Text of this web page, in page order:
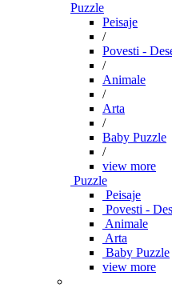
Puzzle
Peisaje
/
Povesti -
/
Animale
/
Arta
/
Baby Puzzle
/
view more
Puzzle
Peisaje
Povesti -
Animale
Arta
Baby Puzzle
view more